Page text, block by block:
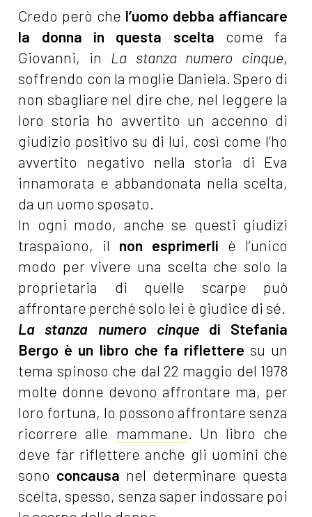
Credo però che l’uomo debba affiancare
la donna in questa scelta come fa
Giovanni, in La stanza numero cinque,
soffrendo con la moglie Daniela. Spero di
non sbagliare nel dire che, nel leggere la
loro storia ho avvertito un accenno di
giudizio positivo su di lui, così come l’ho
avvertito negativo nella storia di Eva
innamorata e abbandonata nella scelta,
da un uomo sposato.
In ogni modo, anche se questi giudizi
traspaiono, il non esprimerli è l’unico
modo per vivere una scelta che solo la
proprietaria di quelle scarpe può
affrontare perché solo lei è giudice di sé.
La stanza numero cinquedi Stefania
Bergo è un libro che fa riflettere su un
tema spinoso che dal 22 maggio del 1978
molte donne devono affrontare ma, per
loro fortuna, lo possono affrontare senza
ricorrere alle mammane. Un libro che
deve far riflettere anche gli uomini che
sono concausa nel determinare questa
scelta, spesso, senza saper indossare poi